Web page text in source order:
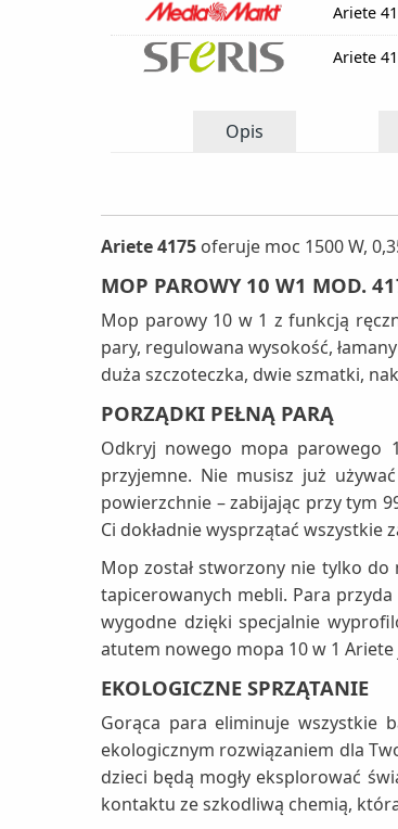
Ariete
Ariete
Opis
Ariete 4175 oferuje moc 1500 W,
MOP PAROWY 10 W1 MOD.
Mop parowy 10 w 1 z funkcją
pary, regulowana wysokość,
duża szczoteczka, dwie szmatki,
PORZĄDKI PEŁNĄ PARĄ
Odkryj nowego mopa parowego
przyjemne. Nie musisz już
powierzchnie – zabijając przy tym
Ci dokładnie wysprzątać wszystkie
Mop został stworzony nie tylko
tapicerowanych mebli. Para
wygodne dzięki specjalnie
atutem nowego mopa 10 w 1 Ariete
EKOLOGICZNE SPRZĄTANIE
Gorąca para eliminuje wszystkie
ekologicznym rozwiązaniem dla
dzieci będą mogły eksplorować
kontaktu ze szkodliwą chemią,